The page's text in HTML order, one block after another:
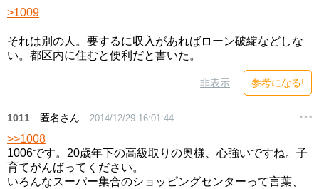
>1009
それは別の人。要するに収入があればローン破綻などしな
い。都区内に住むと便利だと書いた。
非表示 参考になる!
1011 匿名さん 2014/12/29 16:01:44
>>1008
1006です。20歳年下の高級取りの奥様、心強いですね。子
育てがんばってください。
いろんなスーパー集合のショッピングセンターって言葉、